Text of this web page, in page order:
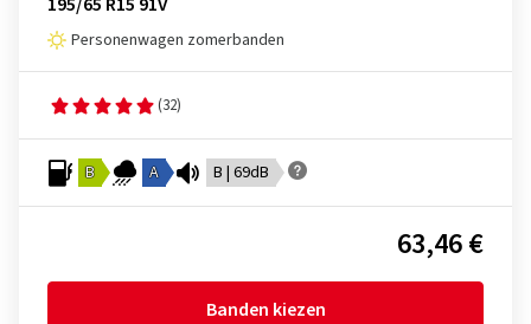
Personenwagen zomerbanden
(32)
B A B | 69dB
63,46 €
Banden kiezen